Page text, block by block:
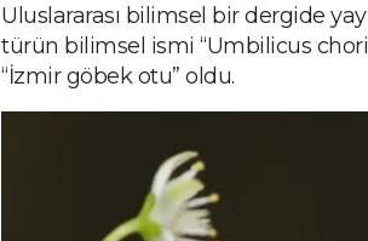
Uluslararası bilimsel bir dergide
türün bilimsel ismi “Umbilicus
“İzmir göbek otu” oldu.